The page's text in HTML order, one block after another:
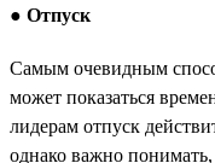
● Отпуск
Самым очевидным
может показаться
лидерам отпуск
однако важно